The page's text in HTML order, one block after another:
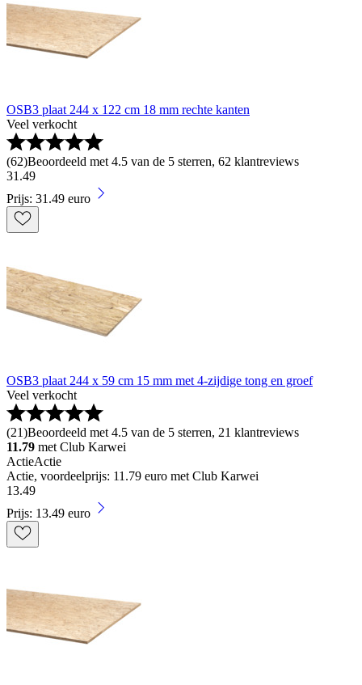
OSB3 plaat 244 x 122 cm 18 mm rechte kanten
Veel verkocht
(62)Beoordeeld met 4.5 van de 5 sterren, 62 klantreviews
31 .49
Prijs: 31.49 euro
OSB3 plaat 244 x 59 cm 15 mm met 4-zijdige tong en groef
Veel verkocht
(21)Beoordeeld met 4.5 van de 5 sterren, 21 klantreviews
11.79 met Club Karwei
ActieActie
Actie, voordeelprijs: 11.79 euro met Club Karwei
13.49
Prijs: 13.49 euro